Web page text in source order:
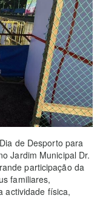
de Desporto para
Jardim Municipal Dr.
participação da
familiares,
actividade física,